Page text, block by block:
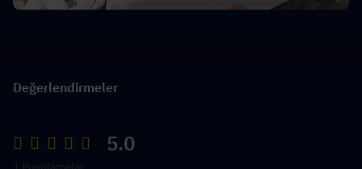
Değerlendirmeler
5.0